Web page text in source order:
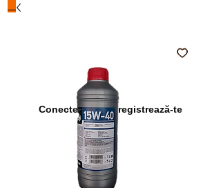
Conectează-te/Înregistrează-te